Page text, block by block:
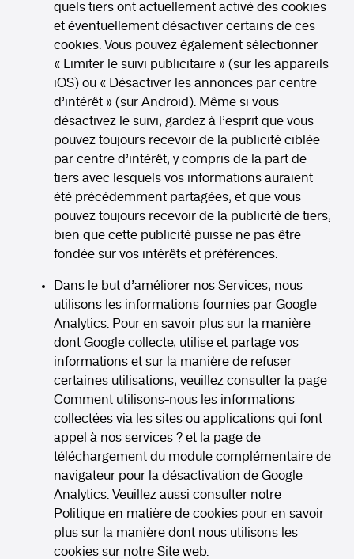
quels tiers ont actuellement activé des cookies
et éventuellement désactiver certains de ces
cookies. Vous pouvez également sélectionner
« Limiter le suivi publicitaire » (sur les appareils
iOS) ou « Désactiver les annonces par centre
d’intérêt » (sur Android). Même si vous
désactivez le suivi, gardez à l’esprit que vous
pouvez toujours recevoir de la publicité ciblée
par centre d’intérêt, y compris de la part de
tiers avec lesquels vos informations auraient
été précédemment partagées, et que vous
pouvez toujours recevoir de la publicité de tiers,
bien que cette publicité puisse ne pas être
fondée sur vos intérêts et préférences.
Dans le but d’améliorer nos Services, nous
utilisons les informations fournies par Google
Analytics. Pour en savoir plus sur la manière
dont Google collecte, utilise et partage vos
informations et sur la manière de refuser
certaines utilisations, veuillez consulter la page
Comment utilisons-nous les informations
collectées via les sites ou applications qui font
appel à nos services ? et la page de
téléchargement du module complémentaire de
navigateur pour la désactivation de Google
Analytics . Veuillez aussi consulter notre
Politique en matière de cookies pour en savoir
plus sur la manière dont nous utilisons les
cookies sur notre Site web.